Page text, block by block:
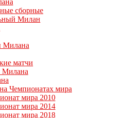
сборные
Милан
Милана
матчи
Милана
Чемпионатах мира
мира 2010
мира 2014
мира 2018